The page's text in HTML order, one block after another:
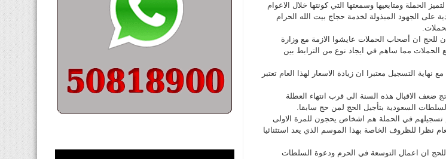
الحملة ومتابعيها وسمعتها التي كونتها خلال الاعوام
على الجهود المبذولة لخدمة حجاج بيت الله الحرام
ان أصحاب الحملات عايشوا الازمة مع وزارة
مع الحملات مما ساهم في ايجاد نوع من الترابط بين
التسجيل معتبرا ان زيادة الاسعار لهذا العام تعتبر
الاقبال هذه السنة الى قرب انتهاء العطلة
السعودية بتأجيل الحج لمن حج سابقا.
تسجيلهم في الحملة هم اشخاص يحجون للمرة الاولى
نظرا للظروف الخاصة بهذا الموسم الذي يعد استثنائيا
ان اعمال التوسعة في الحرم ودعوة السلطات